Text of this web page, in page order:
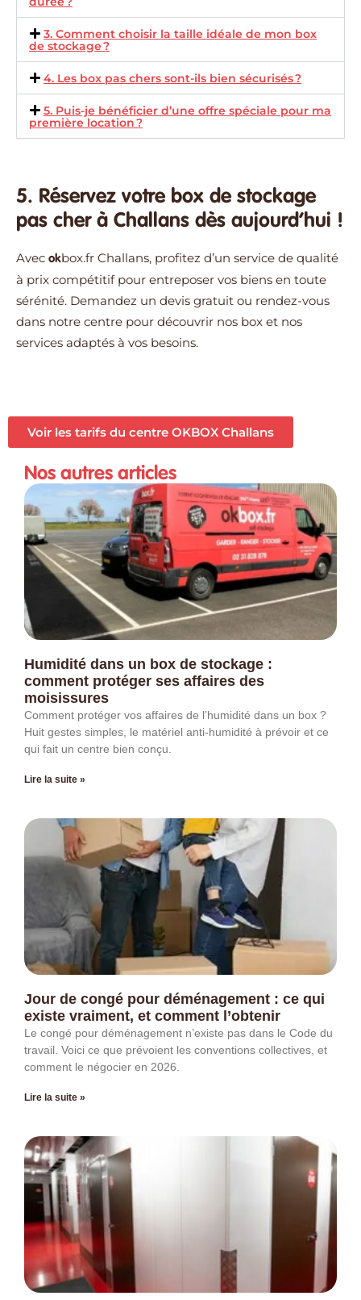
3. Comment choisir la taille idéale de mon box
de stockage ?
4. Les box pas chers sont-ils bien sécurisés ?
5. Puis-je bénéficier d’une offre spéciale pour ma
première location ?
5. Réservez votre box de stockage
pas cher à Challans dès aujourd’hui !
Avec okbox.fr Challans, profitez d’un service de qualité
à prix compétitif pour entreposer vos biens en toute
sérénité. Demandez un devis gratuit ou rendez-vous
dans notre centre pour découvrir nos box et nos
services adaptés à vos besoins.
Voir les tarifs du centre OKBOX Challans
Nos autres articles
Humidité dans un box de stockage :
comment protéger ses affaires des
moisissures
Comment protéger vos affaires de l’humidité dans un box ?
Huit gestes simples, le matériel anti-humidité à prévoir et ce
qui fait un centre bien conçu.
Lire la suite »
Jour de congé pour déménagement : ce qui
existe vraiment, et comment l’obtenir
Le congé pour déménagement n’existe pas dans le Code du
travail. Voici ce que prévoient les conventions collectives, et
comment le négocier en 2026.
Lire la suite »